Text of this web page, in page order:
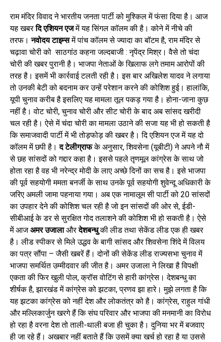
राम मंदिर विवाद ने भारतीय जनता पार्टी को मुश्किल में फंसा दिया है। आज
यह खबरदि एशियन एजमें यह सिंगल कॉलम की है। कोने में नीचे की
तरफ।नवोदय टाइम्समें पांच कॉलम से ज्यादा का बॉटम है, राम मंदिर से
चढ़ावा चोरी को साठगांठ कहना जल्दबाजी : नृपेंद्र मिश्र। वैसे तो चंदा
चोरी की खबर पुरानी है। भाजपा नेताओं के खिलाफ लगे तमाम आरोपों की
तरह है। इसमें भी कार्रवाई टलती रही है। इस बार अखिलेश यादव ने लगाया
तो उनकी बेटी को बदनाम कर उन्हें परेशान करने की कोशिश हुई। हालांकि,
यूपी चुनाव करीब है इसलिए यह मामला तूल पकड़ गया है। होना-जाना कुछ
नहीं है। वोट चोरी, चुनाव चोरी और सीट चोरी के बाद अब सांसद खरीदी
चल रही है। ऐसे में चंदा चोरी का मामला उठाने की सजा यह भी हो सकती है
कि समाजवादी पार्टी में भी तोड़फोड़ की खबर है। दि एशियन एज में यह दो
कॉलम में छपी है।द टेलीग्राफके अनुसार, शिवसेना (यूबीटी) ने अपने नौ में
से छह सांसदों को गद्दार कहा है। इससे पहले तृणमूल कांग्रेस के साथ जो
होता रहा है वह भी नरेन्द्र मोदी के लाए अच्छे दिनों का सच है। इसे भाजपा
की पूर्व सहयोगी ममता बनर्जी के साथ उनके पूर्व सहयोगी शुवेन्दू अधिकारी के
जरिए अमली जामा पहनाया गया। अब एक नामालूम सी पार्टी को 20 सांसदों
का उपहार देने की कोशिश चल रही है जो इन सांसदों की ओर से, ईडी-
सीबीआई के डर से सुरक्षित गोद तलाशने की कोशिश भी हो सकती है। ऐसे
में आजअमर उजालाऔरदेशबन्धुकी लीड तथा सेकेंड लीड एक ही खबर
है। लीड स्पीकर से मिले उद्धव के बागी सांसद और शिवसेना शिंदे में विलय
का पत्र सौंपा – जैसी खबरें हैं। दोनों की सेकेंड लीड राज्यसभा चुनाव में
भाजपा समर्थित उम्मीदवार की जीत है। अमर उजाला ने लिखा है विपक्षी
एकता की फिर खुली पोल, क्रॉस वोटिंग से हारी कांग्रेस। देशबन्धु का
शीर्षक है, झारखंड में कांग्रेस को झटका, प्रणव झा हारे। मुझे लगता है कि
यह झटका कांग्रेस को नहीं देश और लोकतंत्र को है। कांग्रेस, राहुल गांधी
और मल्लिकार्जुन खरगे हैं कि संघ परिवार और भाजपा की मनमानी का विरोध
हो रहा है वरना देश तो ताली-थाली बजा ही चुका है। दुनिया भर में बजवाए
ही जा रहे हैं। अखबार नहीं बताते हैं कि उसमें क्या खर्च हो रहा है या उससे